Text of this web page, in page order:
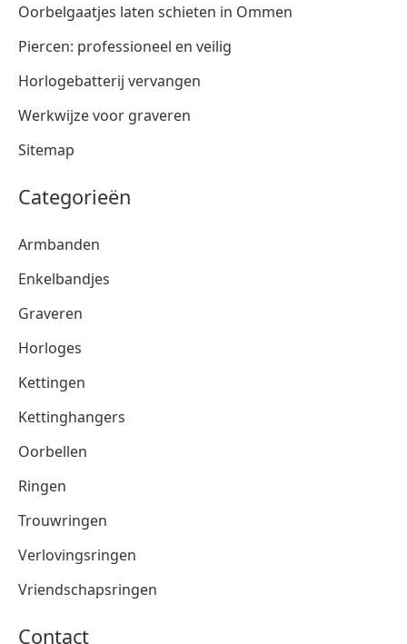
Oorbelgaatjes laten schieten in Ommen
Piercen: professioneel en veilig
Horlogebatterij vervangen
Werkwijze voor graveren
Sitemap
Categorieën
Armbanden
Enkelbandjes
Graveren
Horloges
Kettingen
Kettinghangers
Oorbellen
Ringen
Trouwringen
Verlovingsringen
Vriendschapsringen
Contact